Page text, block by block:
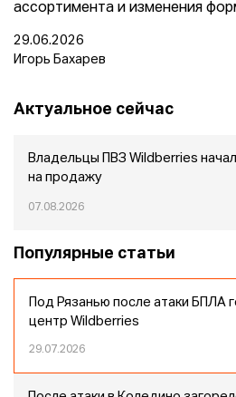
ассортимента и изменения
29.06.2026
Игорь Бахарев
Актуальное сейчас
Владельцы ПВЗ Wildberries
на продажу
07.08.2026
Популярные статьи
Под Рязанью после атаки БПЛА
центр Wildberries
29.07.2026